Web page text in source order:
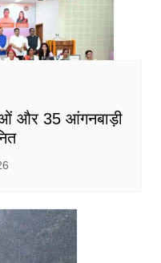
और 35 आंगनबाड़ी